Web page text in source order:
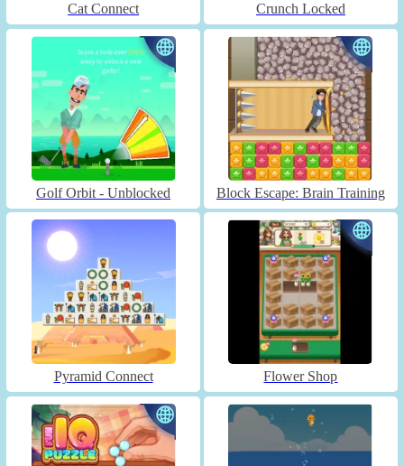
Cat Connect Crunch Locked
Golf Orbit - Unblocked Block Escape: Brain Training
Pyramid Connect Flower Shop